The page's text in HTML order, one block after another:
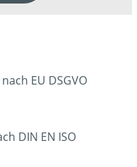
EU DSGVO
DIN EN ISO